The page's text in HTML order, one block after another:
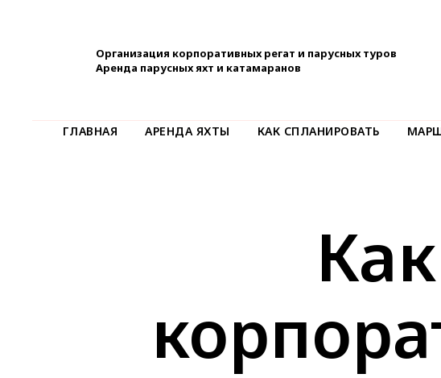
Организация корпоративных регат и парусных туров
Аренда парусных яхт и катамаранов
ГЛАВНАЯ АРЕНДА ЯХТЫ КАК СПЛАНИРОВАТЬ